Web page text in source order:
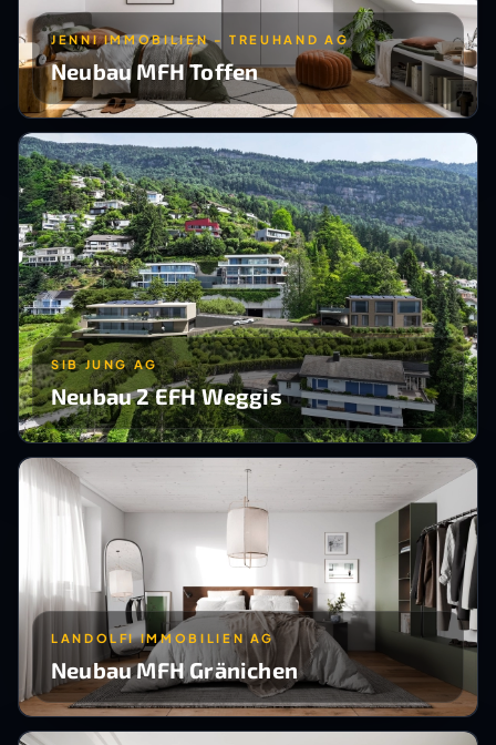
JENNI IMMOBILIEN - TREUHAND AG
Neubau MFH Toffen
SIB JUNG AG
Neubau 2 EFH Weggis
LANDOLFI IMMOBILIEN AG
Neubau MFH Gränichen